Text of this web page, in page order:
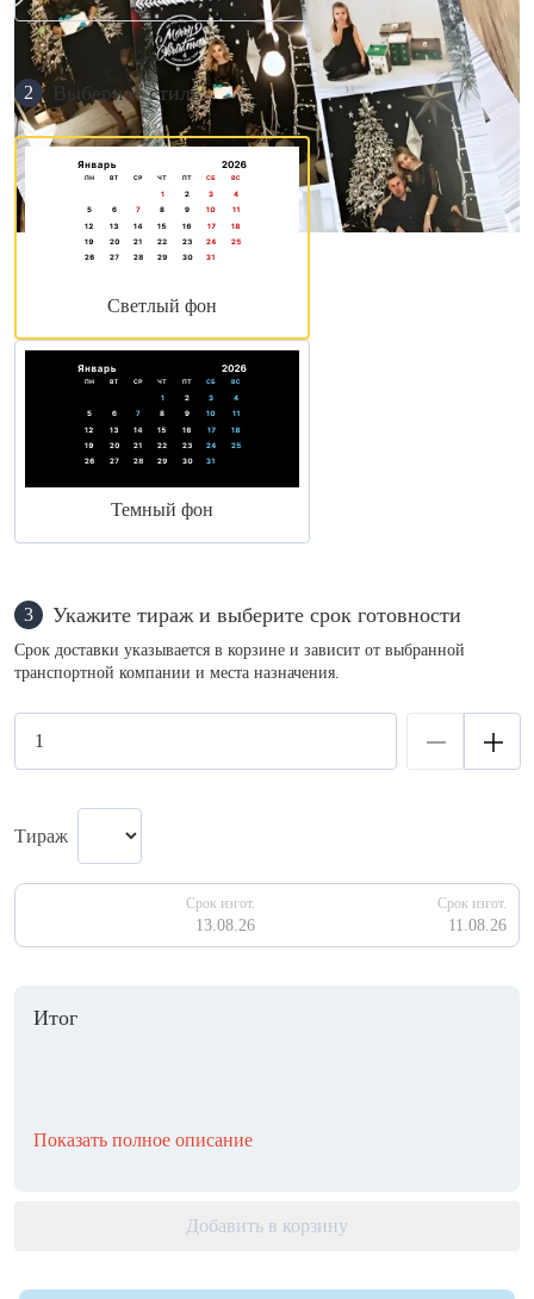
2 Выберите стиль
Светлый фон
Темный фон
3 Укажите тираж и выберите срок готовности
Срок доставки указывается в корзине и зависит от выбранной
транспортной компании и места назначения.
Тираж
Срок изгот.
13.08.26
Срок изгот.
11.08.26
Итог
Показать полное описание
Добавить в корзину